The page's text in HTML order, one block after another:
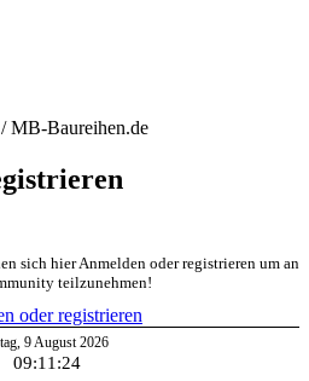
MB-Baureihen.de
sich hier Anmelden oder registrieren um an
teilzunehmen!
oder registrieren
, 9August 2026
09:11:25